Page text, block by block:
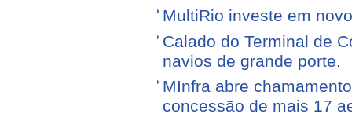
MultiRio investe em
Calado do Terminal de
navios de grande porte.
MInfra abre
concessão de mais 17